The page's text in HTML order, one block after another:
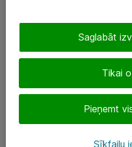
+(371) 67 81 90 50
eShop@atea.lv
Tikai
Pieņemt
Saglabāt
Sīkfailu